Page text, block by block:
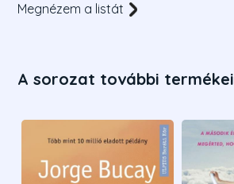
Megnézem a listát
A sorozat további termékei